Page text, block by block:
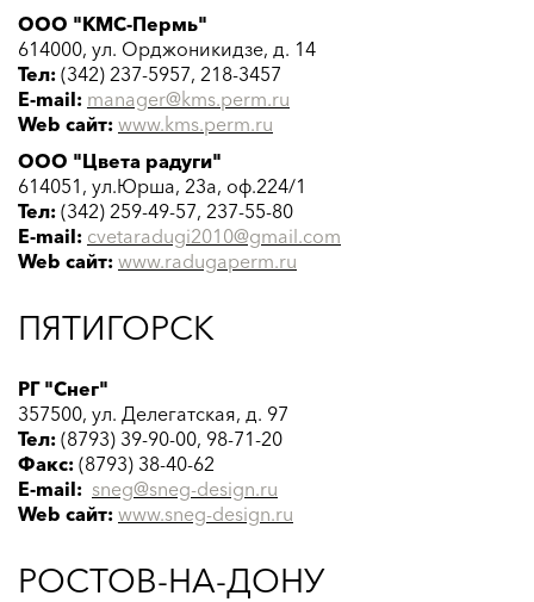
ООО "КМС-Пермь"
614000, ул. Орджоникидзе, д. 14
Тел: (342) 237-5957, 218-3457
E-mail: manager@kms.perm.ru
Web сайт: www.kms.perm.ru
ООО "Цвета радуги"
614051, ул.Юрша, 23а, оф.224/1
Тел: (342) 259-49-57, 237-55-80
E-mail: cvetaradugi2010@gmail.com
Web сайт: www.radugaperm.ru
ПЯТИГОРСК
РГ "Снег"
357500, ул. Делегатская, д. 97
Тел: (8793) 39-90-00, 98-71-20
Факс: (8793) 38-40-62
E-mail: sneg@sneg-design.ru
Web сайт: www.sneg-design.ru
РОСТОВ-НА-ДОНУ